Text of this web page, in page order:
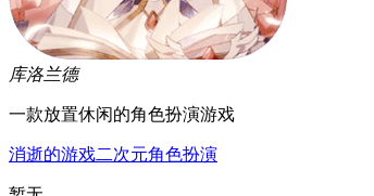
库洛兰德
一款放置休闲的角色扮演游戏
消逝的游戏二次元角色扮演